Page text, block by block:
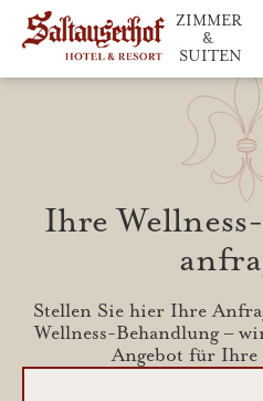
ZIMMER
&
SUITEN
Ihre
Stellen Sie hier Ihre
Wellness-Behandlung –
Angebot für Ihre